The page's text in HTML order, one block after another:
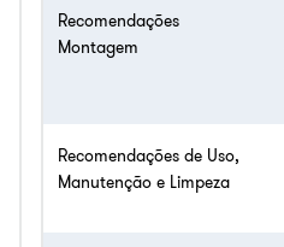
Recomendações
Montagem
Recomendações de Uso,
Manutenção e Limpeza